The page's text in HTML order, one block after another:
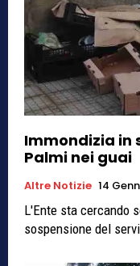
Immondizia in
Palmi nei guai
Altre Notizie 14
L'Ente sta cercando
sospensione del